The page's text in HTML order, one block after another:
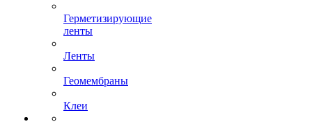
Герметизирующие
ленты
Ленты
Геомембраны
Клеи